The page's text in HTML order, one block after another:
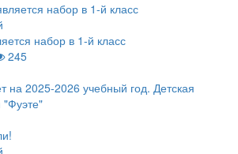
набор в 1-й класс
245
на 2025-2026 учебный год. Детская